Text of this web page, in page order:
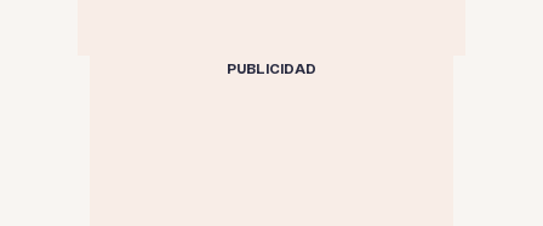
PUBLICIDAD